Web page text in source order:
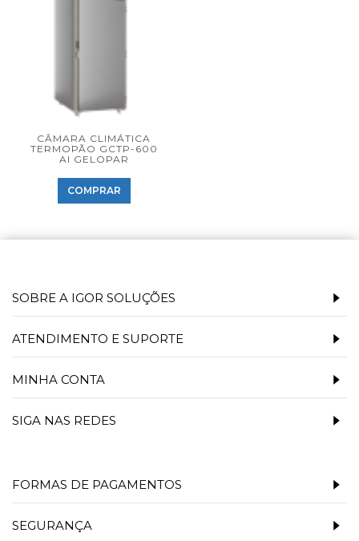
CÂMARA CLIMÁTICA
TERMOPÃO GCTP-600
AI GELOPAR
COMPRAR
SOBRE A IGOR SOLUÇÕES
ATENDIMENTO E SUPORTE
MINHA CONTA
SIGA NAS REDES
FORMAS DE PAGAMENTOS
SEGURANÇA